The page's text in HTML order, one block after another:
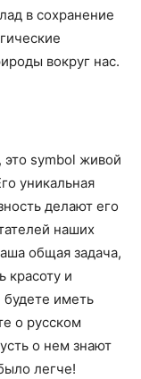
в сохранение
вокруг нас.
это symbol живой
уникальная
делают его
наших
общая задача,
красоту и
будете иметь
о русском
о нем знают
легче!